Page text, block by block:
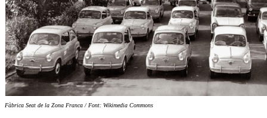
Fàbrica Seat de la Zona Franca / Font: Wikimedia Commons